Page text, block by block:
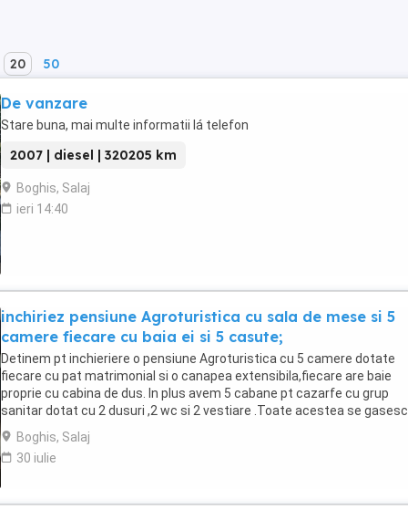
20 50
De vanzare
Stare buna, mai multe informatii lá telefon
2007 | diesel | 320205 km
Boghis, Salaj
ieri 14:40
inchiriez pensiune Agroturistica cu sala de mese si 5
camere fiecare cu baia ei si 5 casute;
Detinem pt inchieriere o pensiune Agroturistica cu 5 camere dotate
fiecare cu pat matrimonial si o canapea extensibila,fiecare are baie
proprie cu cabina de dus. In plus avem 5 cabane pt cazarfe cu grup
sanitar dotat cu 2 dusuri ,2 wc si 2 vestiare .Toate acestea se gasesc
in loc.Boghis ,Salaj vis a ...
Boghis, Salaj
30 iulie